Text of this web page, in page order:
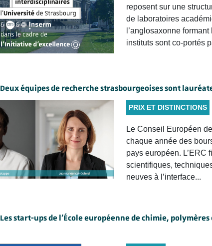
reposent sur une
de laboratoires
l’anglosaxonne
instituts sont co-portés
Deux équipes de recherche strasbourgeoises sont
PRIX ET DISTINCTIONS
Le Conseil Européen
chaque année des
pays européen. L’ERC
scientifiques,
neuves à l’interface...
Les start-ups de l’École européenne de chimie,